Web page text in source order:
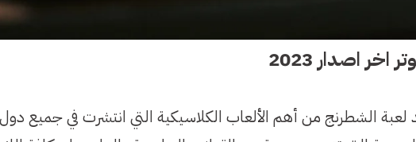
اصدار 2023
لعبة الشطرنج من أهم الألعاب الكلاسيكية التي انتشرت في جميع دول